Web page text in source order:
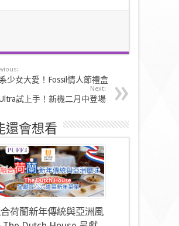
少女大愛！Fossil情人節禮盒
Next:
試上手！新機二月中登場
還會想看
荷蘭新年傳統與亞洲風